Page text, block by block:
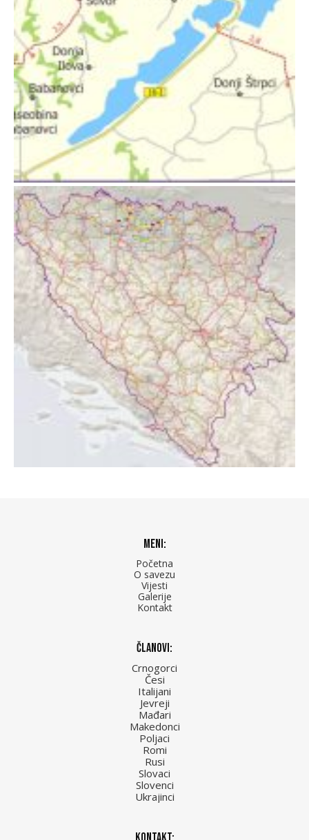
Meni:
Početna
O savezu
Vijesti
Galerije
Kontakt
Članovi:
Crnogorci
Česi
Italijani
Jevreji
Mađari
Makedonci
Poljaci
Romi
Rusi
Slovaci
Slovenci
Ukrajinci